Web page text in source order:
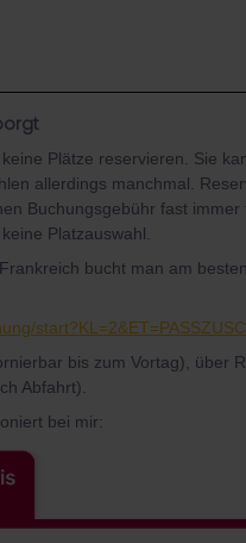
Plätze reservieren. Sie
allerdings manchmal.
Buchungsgebühr fast
Platzauswahl.
bucht man am
bis zum Vortag), über
Abfahrt).
bei mir: